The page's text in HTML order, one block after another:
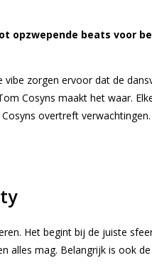
beats voor
zorgen ervoor dat de
Cosyns maakt het waar.
overtreft
Het begint bij de juiste
mag. Belangrijk is ook